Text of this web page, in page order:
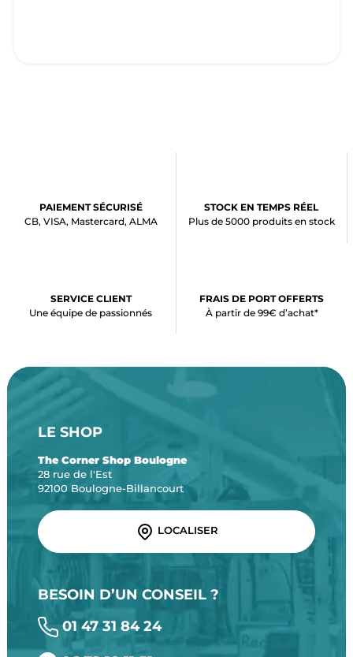
PAIEMENT SÉCURISÉ
CB, VISA, Mastercard, ALMA
STOCK EN TEMPS RÉEL
Plus de 5000 produits en stock
SERVICE CLIENT
Une équipe de passionnés
FRAIS DE PORT OFFERTS
À partir de 99€ d’achat*
LE SHOP
The Corner Shop Boulogne
28 rue de l'Est
92100 Boulogne-Billancourt
LOCALISER
BESOIN D’UN CONSEIL ?
01 47 31 84 24